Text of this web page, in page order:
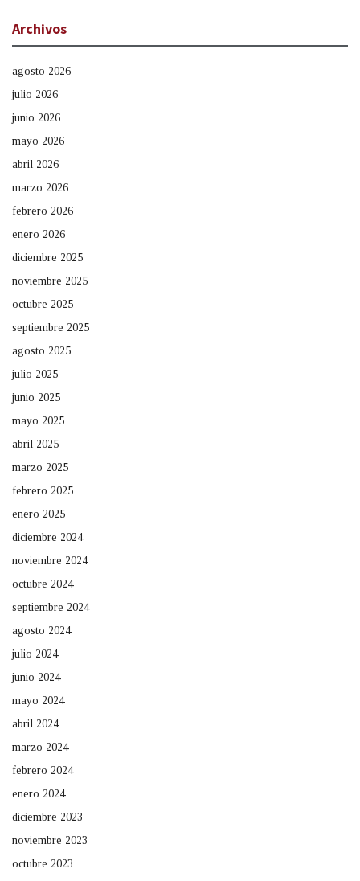
Archivos
agosto 2026
julio 2026
junio 2026
mayo 2026
abril 2026
marzo 2026
febrero 2026
enero 2026
diciembre 2025
noviembre 2025
octubre 2025
septiembre 2025
agosto 2025
julio 2025
junio 2025
mayo 2025
abril 2025
marzo 2025
febrero 2025
enero 2025
diciembre 2024
noviembre 2024
octubre 2024
septiembre 2024
agosto 2024
julio 2024
junio 2024
mayo 2024
abril 2024
marzo 2024
febrero 2024
enero 2024
diciembre 2023
noviembre 2023
octubre 2023